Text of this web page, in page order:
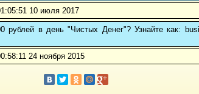
10 июля 2017
рублей в день "Чистых Денег"? Узнайте как:
24 ноября 2015